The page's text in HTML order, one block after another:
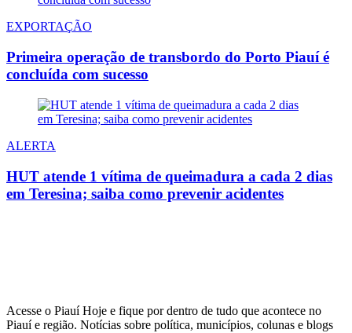
EXPORTAÇÃO
Primeira operação de transbordo do Porto Piauí é
concluída com sucesso
ALERTA
HUT atende 1 vítima de queimadura a cada 2 dias
em Teresina; saiba como prevenir acidentes
Acesse o Piauí Hoje e fique por dentro de tudo que acontece no
Piauí e região. Notícias sobre política, municípios, colunas e blogs